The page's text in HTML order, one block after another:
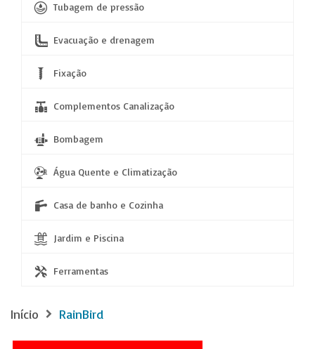
Tubagem de pressão
Evacuação e drenagem
Fixação
Complementos Canalização
Bombagem
Água Quente e Climatização
Casa de banho e Cozinha
Jardim e Piscina
Ferramentas
Início RainBird